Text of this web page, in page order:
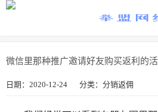
关键词不能为空
网站首页
微信里那种推广邀请好友购买返利的
日期： 2020-12-24 分类：分销返佣